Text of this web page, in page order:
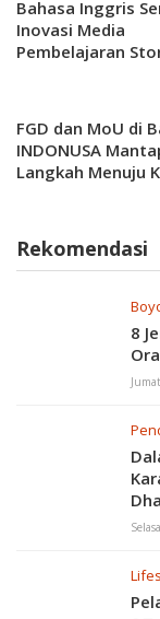
Bahasa Inggris
Inovasi Media
Pembelajaran
FGD dan MoU di
INDONUSA
Langkah Menuju
Rekomendasi
8